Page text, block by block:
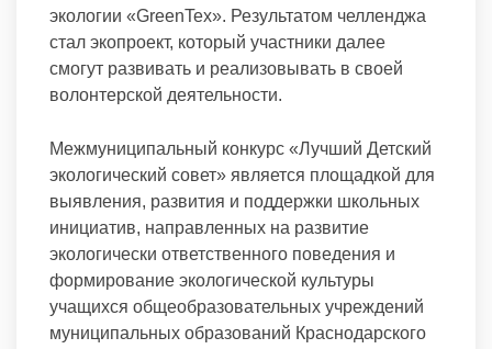
экологии «GreenTex». Результатом челленджа
стал экопроект, который участники далее
смогут развивать и реализовывать в своей
волонтерской деятельности.
Межмуниципальный конкурс «Лучший Детский
экологический совет» является площадкой для
выявления, развития и поддержки школьных
инициатив, направленных на развитие
экологически ответственного поведения и
формирование экологической культуры
учащихся общеобразовательных учреждений
муниципальных образований Краснодарского